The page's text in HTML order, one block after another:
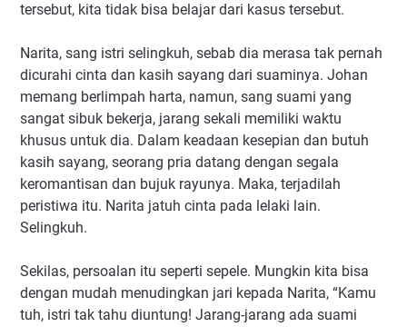
tersebut, kita tidak bisa belajar dari kasus tersebut.
Narita, sang istri selingkuh, sebab dia merasa tak pernah
dicurahi cinta dan kasih sayang dari suaminya. Johan
memang berlimpah harta, namun, sang suami yang
sangat sibuk bekerja, jarang sekali memiliki waktu
khusus untuk dia. Dalam keadaan kesepian dan butuh
kasih sayang, seorang pria datang dengan segala
keromantisan dan bujuk rayunya. Maka, terjadilah
peristiwa itu. Narita jatuh cinta pada lelaki lain.
Selingkuh.
Sekilas, persoalan itu seperti sepele. Mungkin kita bisa
dengan mudah menudingkan jari kepada Narita, “Kamu
tuh, istri tak tahu diuntung! Jarang-jarang ada suami